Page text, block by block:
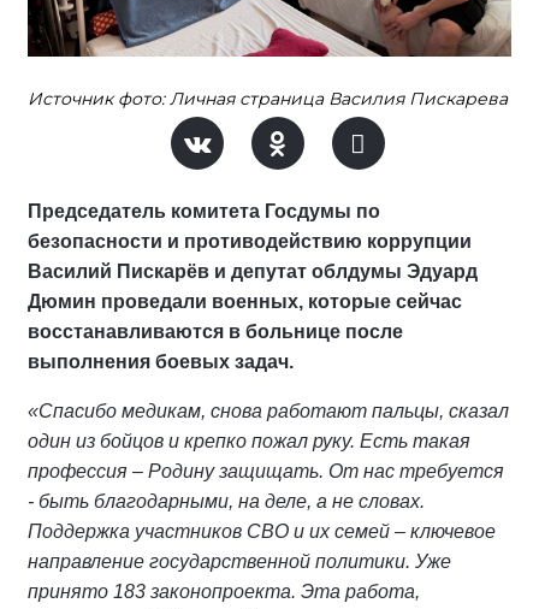
Источник фото: Личная страница Василия Пискарева
Председатель комитета Госдумы по
безопасности и противодействию коррупции
Василий Пискарёв и депутат облдумы Эдуард
Дюмин проведали военных, которые сейчас
восстанавливаются в больнице после
выполнения боевых задач.
«Спасибо медикам, снова работают пальцы, сказал
один из бойцов и крепко пожал руку. Есть такая
профессия – Родину защищать. От нас требуется
- быть благодарными, на деле, а не словах.
Поддержка участников СВО и их семей – ключевое
направление государственной политики. Уже
принято 183 законопроекта. Эта работа,